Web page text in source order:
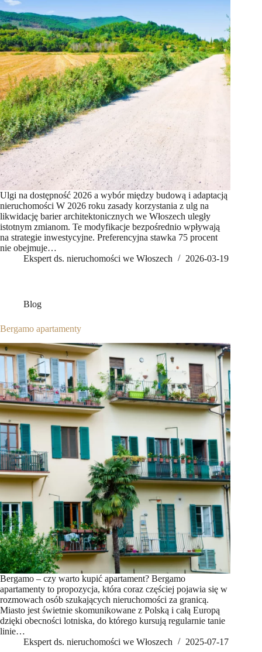
Ulgi na dostępność 2026 a wybór między budową i adaptacją
nieruchomości W 2026 roku zasady korzystania z ulg na
likwidację barier architektonicznych we Włoszech uległy
istotnym zmianom. Te modyfikacje bezpośrednio wpływają
na strategie inwestycyjne. Preferencyjna stawka 75 procent
nie obejmuje…
Ekspert ds. nieruchomości we Włoszech
2026-03-19
Blog
Bergamo apartamenty
Bergamo – czy warto kupić apartament? Bergamo
apartamenty to propozycja, która coraz częściej pojawia się w
rozmowach osób szukających nieruchomości za granicą.
Miasto jest świetnie skomunikowane z Polską i całą Europą
dzięki obecności lotniska, do którego kursują regularnie tanie
linie…
Ekspert ds. nieruchomości we Włoszech
2025-07-17